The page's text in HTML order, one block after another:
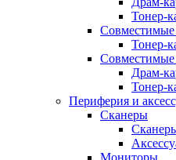
Тонер-
Совместимые
Тонер-
Совместимые
Драм-
Тонер-
Периферия и
Сканеры
Мониторы